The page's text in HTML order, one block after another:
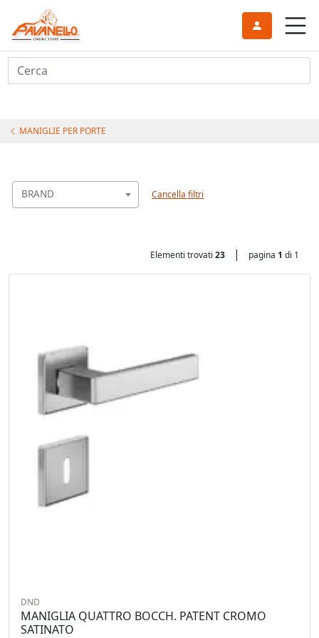
Cerca
MANIGLIE PER PORTE
BRAND Cancella filtri
Elementi trovati 23 | pagina 1 di 1
DND
MANIGLIA QUATTRO BOCCH. PATENT CROMO
SATINATO